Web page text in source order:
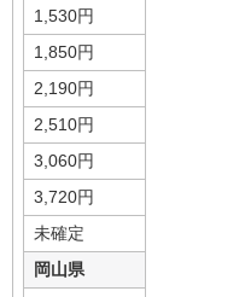
1,530円
1,850円
2,190円
2,510円
3,060円
3,720円
未確定
岡山県